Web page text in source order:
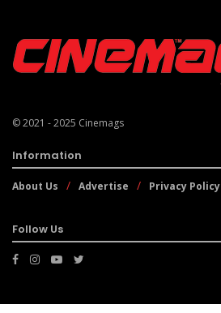
© 2021 - 2025 Cinemags
Information
About Us Advertise Privacy Policy
Follow Us